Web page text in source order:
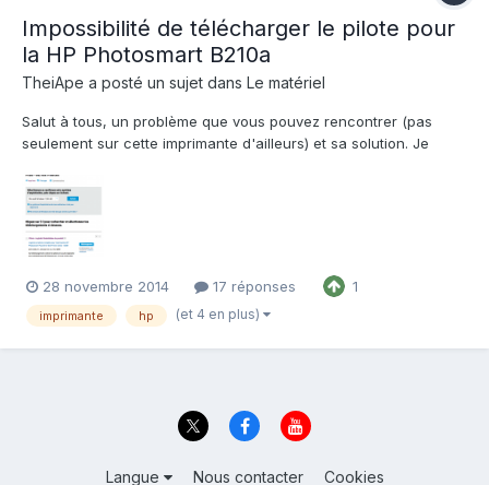
Impossibilité de télécharger le pilote pour
la HP Photosmart B210a
TheiApe a posté un sujet dans Le matériel
Salut à tous, un problème que vous pouvez rencontrer (pas
seulement sur cette imprimante d'ailleurs) et sa solution. Je
restait à installer l'imprimante HP Photosmart B210a en Wifi. Une
paille me dis-je en quelques minutes et le to...
28 novembre 2014 17 réponses 1
imprimante hp (et 4 en plus)
Langue Nous contacter Cookies